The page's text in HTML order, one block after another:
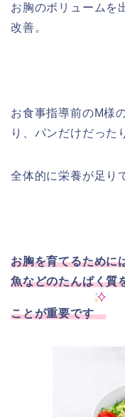
お胸のボリュームを
改善。
お食事指導前のM様
り、パンだけだった
全体的に栄養が足り
お胸を育てるために
魚などのたんぱく質
ことが重要です